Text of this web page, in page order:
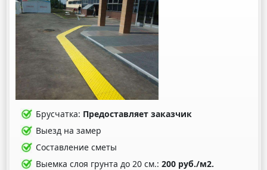
Брусчатка: Предоставляет заказчик
Выезд на замер
Составление сметы
Выемка слоя грунта до 20 см.:200 руб./м2.